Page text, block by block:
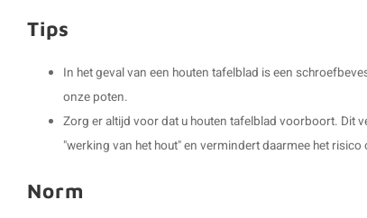
Tips
In het geval van een houten tafelblad is een
onze poten.
Zorg er altijd voor dat u houten tafelblad voorboort. Dit
"werking van het hout" en vermindert daarmee het risico
Norm